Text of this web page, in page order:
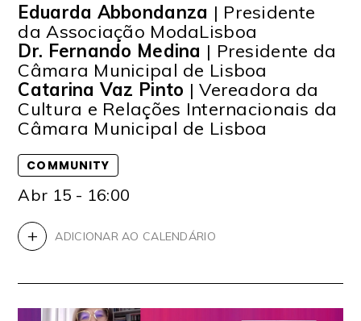
Eduarda Abbondanza | Presidente
da Associação ModaLisboa
Dr. Fernando Medina | Presidente da
Câmara Municipal de Lisboa
Catarina Vaz Pinto | Vereadora da
Cultura e Relações Internacionais da
Câmara Municipal de Lisboa
COMMUNITY
Abr 15 - 16:00
+ ADICIONAR AO CALENDÁRIO